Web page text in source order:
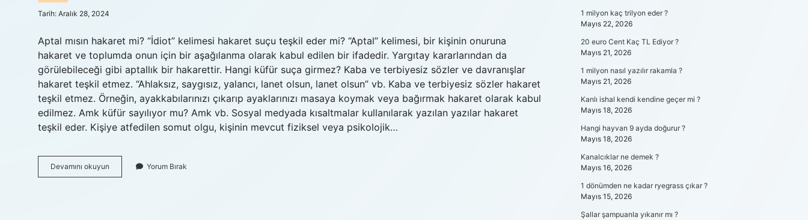
Tarih: Aralık 28, 2024
Aptal mısın hakaret mi? “İdiot” kelimesi hakaret suçu teşkil eder mi? “Aptal” kelimesi, bir kişinin onuruna
hakaret ve toplumda onun için bir aşağılanma olarak kabul edilen bir ifadedir. Yargıtay kararlarından da
görülebileceği gibi aptallık bir hakarettir. Hangi küfür suça girmez? Kaba ve terbiyesiz sözler ve davranışlar
hakaret teşkil etmez. “Ahlaksız, saygısız, yalancı, lanet olsun, lanet olsun” vb. Kaba ve terbiyesiz sözler hakaret
teşkil etmez. Örneğin, ayakkabılarınızı çıkarıp ayaklarınızı masaya koymak veya bağırmak hakaret olarak kabul
edilmez. Amk küfür sayılıyor mu? Amk vb. Sosyal medyada kısaltmalar kullanılarak yazılan yazılar hakaret
teşkil eder. Kişiye atfedilen somut olgu, kişinin mevcut fiziksel veya psikolojik…
Devamını okuyun
Bir
Yorum Bırak
1 milyon kaç trilyon eder ?
Mayıs 22, 2026
20 euro Cent Kaç TL Ediyor ?
Mayıs 21, 2026
1 milyon nasıl yazılır rakamla ?
Mayıs 21, 2026
Kanlı ishal kendi kendine geçer mi ?
Mayıs 18, 2026
Hangi hayvan 9 ayda doğurur ?
Mayıs 18, 2026
Kanalcıklar ne demek ?
Mayıs 16, 2026
1 dönümden ne kadar ryegrass çıkar ?
Mayıs 15, 2026
Şallar şampuanla yıkanır mı ?